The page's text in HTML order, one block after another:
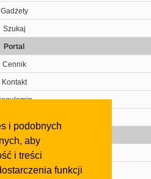
i podobnych
aby
i treści
funkcji
Gadżety
Szukaj
Portal
Cennik
Kontakt
Gazeta
Olkusz
Kontakt